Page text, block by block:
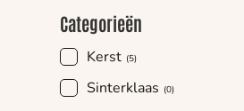
Categorieën
Kerst (5)
Sinterklaas (0)